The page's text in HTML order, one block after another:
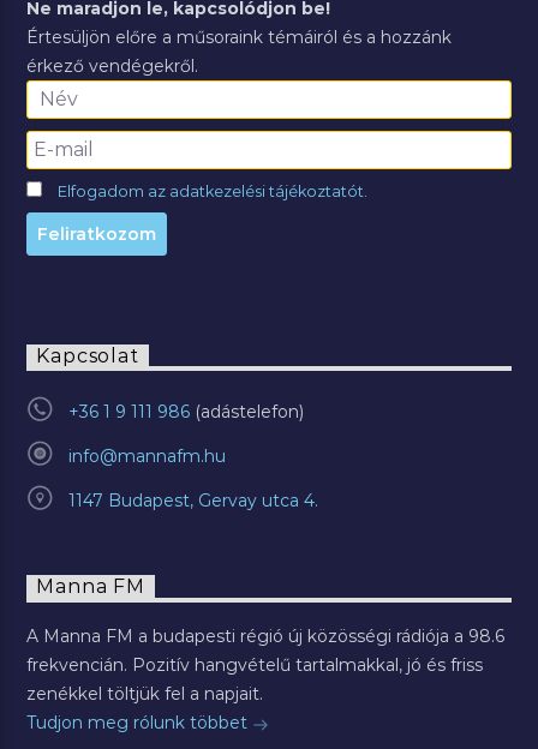
Ne maradjon le, kapcsolódjon be!
Értesüljön előre a műsoraink témáiról és a hozzánk
érkező vendégekről.
Elfogadom az adatkezelési tájékoztatót.
Kapcsolat
+36 1 9 111 986
info@mannafm.hu
1147 Budapest, Gervay utca 4.
Manna FM
A Manna FM a budapesti régió új közösségi rádiója a 98.6
frekvencián. Pozitív hangvételű tartalmakkal, jó és friss
zenékkel töltjük fel a napjait.
Tudjon meg rólunk többet